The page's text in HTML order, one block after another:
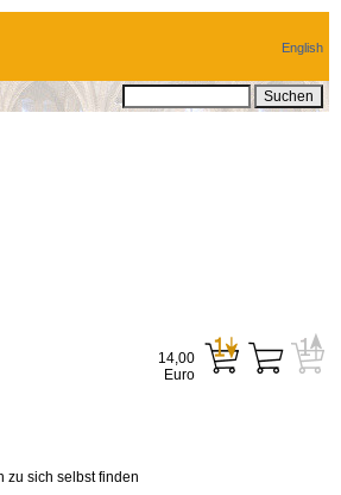
English
zu sich selbst finden
14,00
Euro